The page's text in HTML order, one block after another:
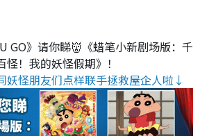
GO》请你睇👹《蜡笔小新剧场版：千
怪！我的妖怪假期》！
妖怪朋友们点样联手拯救屋企人啦↓